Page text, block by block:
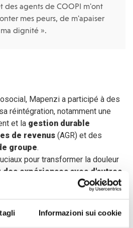
Informazioni sui cookie
des agents de COOPI m'ont
mes peurs, de m'apaiser
dignité ».
Mapenzi a participé à des
réintégration, notamment une
et la gestion durable
de revenus (AGR) et des
groupe.
pour transformer la douleur
des expériences avec d'autres
des situations similaires,